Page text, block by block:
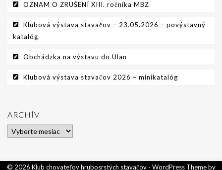
OZNAM O ZRUŠENÍ XIII. ročníka MBZ
Klubová výstava stavačov – 23.05.2026 – povýstavný
katalóg
Obchádzka na výstavu do Ulan
Klubová výstava stavačov 2026 – minikatalóg
ARCHÍV
Archív
© 2026 Klub chovateľov hrubosrstých stavačov - WordPress Theme by